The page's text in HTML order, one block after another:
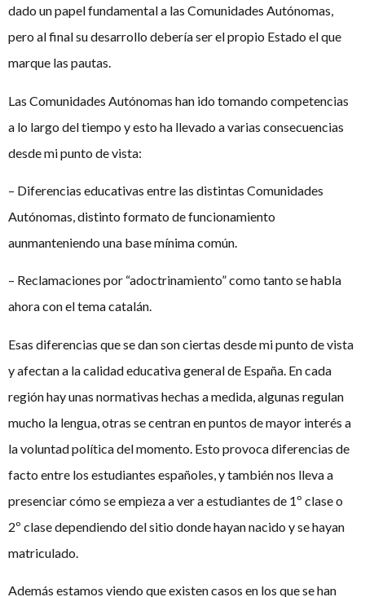
dado un papel fundamental a las Comunidades Autónomas,
pero al final su desarrollo debería ser el propio Estado el que
marque las pautas.
Las Comunidades Autónomas han ido tomando competencias
a lo largo del tiempo y esto ha llevado a varias consecuencias
desde mi punto de vista:
– Diferencias educativas entre las distintas Comunidades
Autónomas, distinto formato de funcionamiento
aunmanteniendo una base mínima común.
– Reclamaciones por “adoctrinamiento” como tanto se habla
ahora con el tema catalán.
Esas diferencias que se dan son ciertas desde mi punto de vista
y afectan a la calidad educativa general de España. En cada
región hay unas normativas hechas a medida, algunas regulan
mucho la lengua, otras se centran en puntos de mayor interés a
la voluntad política del momento. Esto provoca diferencias de
facto entre los estudiantes españoles, y también nos lleva a
presenciar cómo se empieza a ver a estudiantes de 1º clase o
2º clase dependiendo del sitio donde hayan nacido y se hayan
matriculado.
Además estamos viendo que existen casos en los que se han